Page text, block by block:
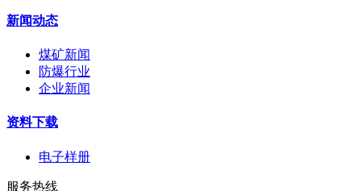
新闻动态
煤矿新闻
防爆行业
企业新闻
资料下载
电子样册
服务热线